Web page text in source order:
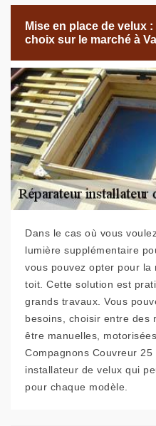
Mise en place de velux
choix sur le marché à
Dans le cas où vous
lumière supplémentaire
vous pouvez opter pour la
toit. Cette solution est
grands travaux. Vous
besoins, choisir entre des
être manuelles,
Compagnons Couvreur
installateur de velux qui
pour chaque modèle.